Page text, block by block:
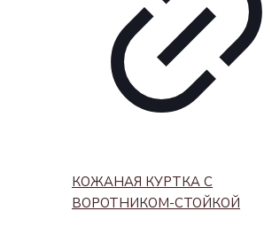
КОЖАНАЯ КУРТКА С
ВОРОТНИКОМ-СТОЙКОЙ